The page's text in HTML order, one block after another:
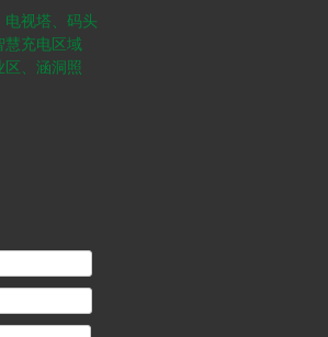
电视塔、码头
慧充电区域
区、涵洞照